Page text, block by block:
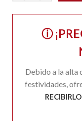
ⓘ
Debido a la alta
festividades,